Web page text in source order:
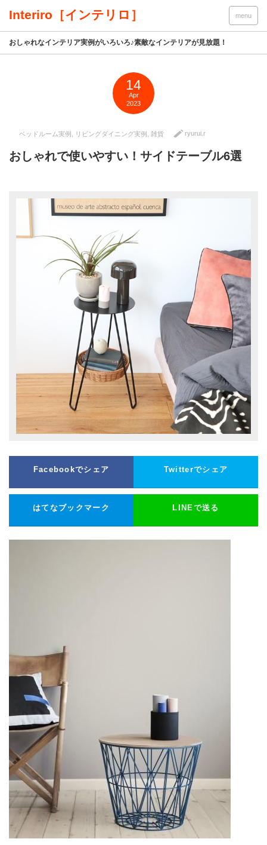
Interiro［インテリロ］ menu
おしゃれなインテリア実例がいろいろ♪素敵なインテリアが見放題！
14
Apr
2023
ベッドルーム実例 リビングダイニング実例 雑貨 ryurui.r
おしゃれで使いやすい！サイドテーブル6選
Facebookでシェア Twitterでシェア
はてなブックマーク LINEで送る